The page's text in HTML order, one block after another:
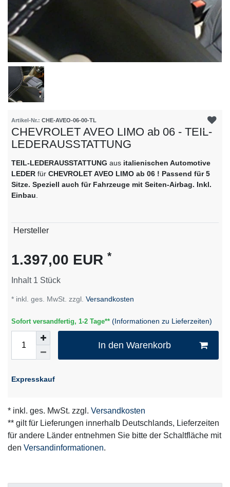
Artikel-Nr.: CHE-AVEO-06-00-TL
CHEVROLET AVEO LIMO ab 06 - TEIL-
LEDERAUSSTATTUNG
TEIL-LEDERAUSSTATTUNG aus italienischen Automotive
LEDER für CHEVROLET AVEO LIMO ab 06 ! Passend für 5
Sitze. Speziell auch für Fahrzeuge mit Seiten-Airbag. Inkl.
Einbau
Technisches
Wert
Hersteller
1.397,00 EUR *
Inhalt 1 Stück
* inkl. ges. MwSt. zzgl. Versandkosten
Sofort versandfertig, 1-2 Tage** (Informationen zu Lieferzeiten)
In den Warenkorb
Expresskauf
* inkl. ges. MwSt. zzgl. Versandkosten
** gilt für Lieferungen innerhalb Deutschlands, Lieferzeiten
für andere Länder entnehmen Sie bitte der Schaltfläche mit
den Versandinformationen.